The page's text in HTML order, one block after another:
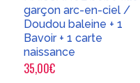
garçon arc-en-ciel /
Doudou baleine + 1
Bavoir + 1 carte
naissance
35,00€